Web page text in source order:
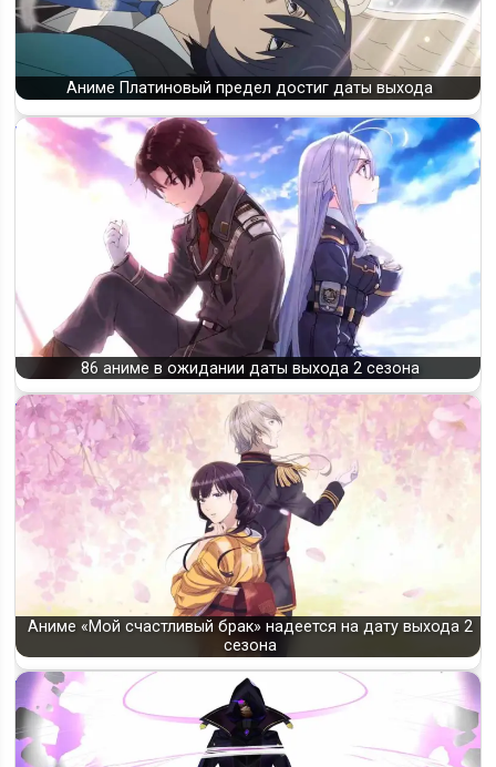
Аниме Платиновый предел достиг даты выхода
86 аниме в ожидании даты выхода 2 сезона
Аниме «Мой счастливый брак» надеется на дату выхода 2
сезона